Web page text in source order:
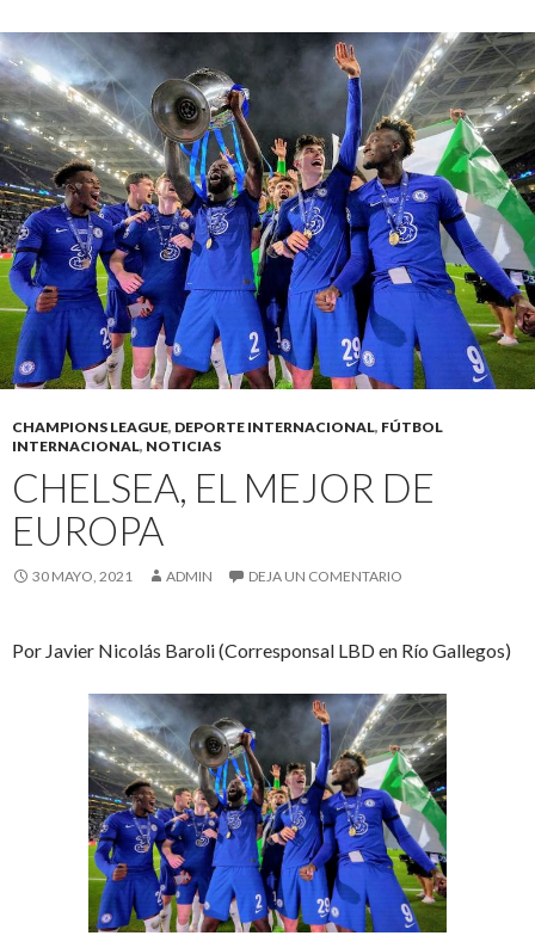
CHAMPIONS LEAGUE, DEPORTE INTERNACIONAL, FÚTBOL
INTERNACIONAL, NOTICIAS
CHELSEA, EL MEJOR DE
EUROPA
30 MAYO, 2021 ADMIN DEJA UN COMENTARIO
Por Javier Nicolás Baroli (Corresponsal LBD en Río Gallegos)